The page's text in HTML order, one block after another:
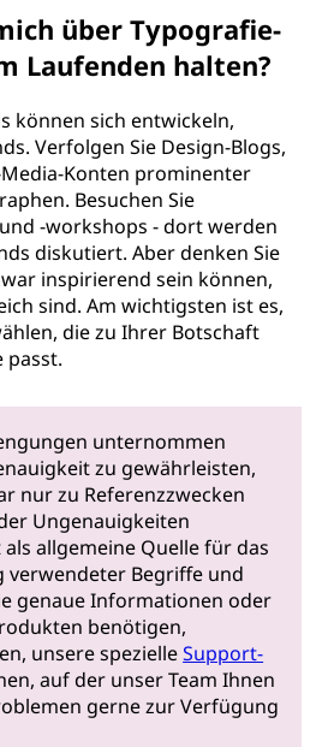
über Typografie-
Laufenden halten?
können sich entwickeln,
Verfolgen Sie Design-Blogs,
Konten prominenter
Besuchen Sie
-workshops - dort werden
diskutiert. Aber denken Sie
inspirierend sein können,
sind. Am wichtigsten ist es,
die zu Ihrer Botschaft
passt.
unternommen
zu gewährleisten,
nur zu Referenzzwecken
Ungenauigkeiten
allgemeine Quelle für das
verwendeter Begriffe und
genaue Informationen oder
benötigen,
unsere spezielleSupport-
auf der unser Team Ihnen
gerne zur Verfügung